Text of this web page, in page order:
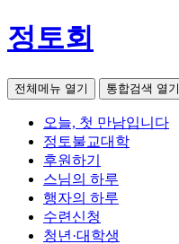
정토회
전체메뉴 열기 통합검색 열기
오늘, 첫 만남입니다
정토불교대학
후원하기
스님의 하루
행자의 하루
수련신청
청년·대학생